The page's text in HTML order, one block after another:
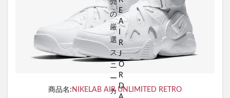
商品名: NIKELAB AIR UNLIMITED RETRO